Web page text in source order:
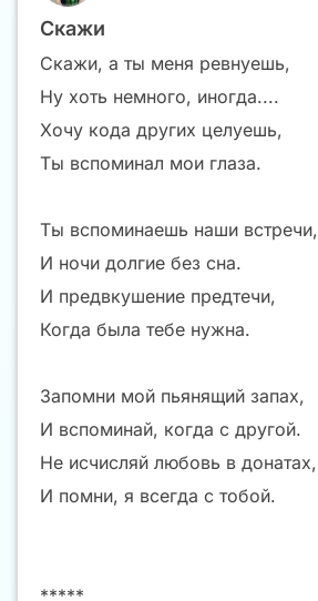
Скажи
Скажи, а ты меня ревнуешь,
Ну хоть немного, иногда....
Хочу кода других целуешь,
Ты вспоминал мои глаза.
Ты вспоминаешь наши встречи,
И ночи долгие без сна.
И предвкушение предтечи,
Когда была тебе нужна.
Запомни мой пьянящий запах,
И вспоминай, когда с другой.
Не исчисляй любовь в донатах,
И помни, я всегда с тобой.
*****